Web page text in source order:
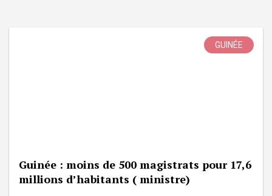
GUINÉE
Guinée : moins de 500 magistrats pour 17,6
millions d’habitants ( ministre)